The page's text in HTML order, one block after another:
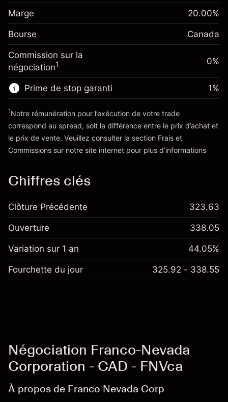
Taille de la position avec effet de levier
~ CA$5,000.00
Valeur nominale avec effet de levier
CA$4,000.00
Vers la plateforme
investissement
Ajustement des fonds
de overnight
Frais sur la valeur totale de
la position
-0.004658%
(-CA$0.23)
Taille de la position avec effet de levier
~CA$5,000.00
Valeur nominale avec effet de levier
Vers la plateforme
Marge 20.00%
Bourse Canada
Commission sur la
négociation1 0%
Prime de stop garanti
'Tarifs et Frais
1%
1Notre rémunération pour l’exécution de votre trade
correspond au spread, soit la différence entre le prix d’achat et
le prix de vente. Veuillez consulter la section Frais et
Commissions sur notre site internet pour plus d’informations
Chiffres clés
Clôture Précédente 323.63
Ouverture 338.05
Variation sur 1 an 44.05%
Fourchette du jour 325.92 - 338.55
Négociation Franco-Nevada
Corporation - CAD - FNVca
À propos de Franco Nevada Corp